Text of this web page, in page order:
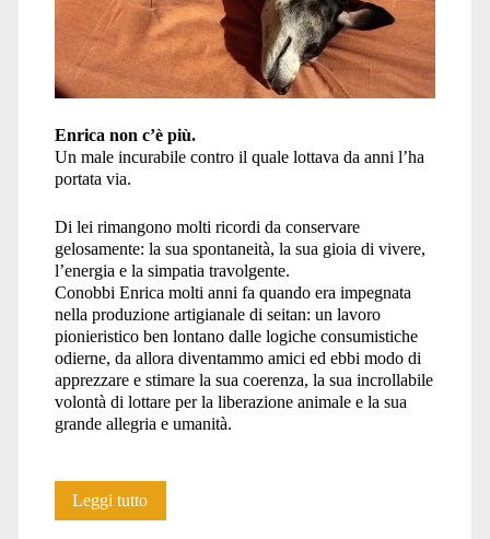
Enrica non c’è più.
Un male incurabile contro il quale lottava da anni l’ha
portata via.
Di lei rimangono molti ricordi da conservare
gelosamente: la sua spontaneità, la sua gioia di vivere,
l’energia e la simpatia travolgente.
Conobbi Enrica molti anni fa quando era impegnata
nella produzione artigianale di seitan: un lavoro
pionieristico ben lontano dalle logiche consumistiche
odierne, da allora diventammo amici ed ebbi modo di
apprezzare e stimare la sua coerenza, la sua incrollabile
volontà di lottare per la liberazione animale e la sua
grande allegria e umanità.
Leggi tuttoRicordando